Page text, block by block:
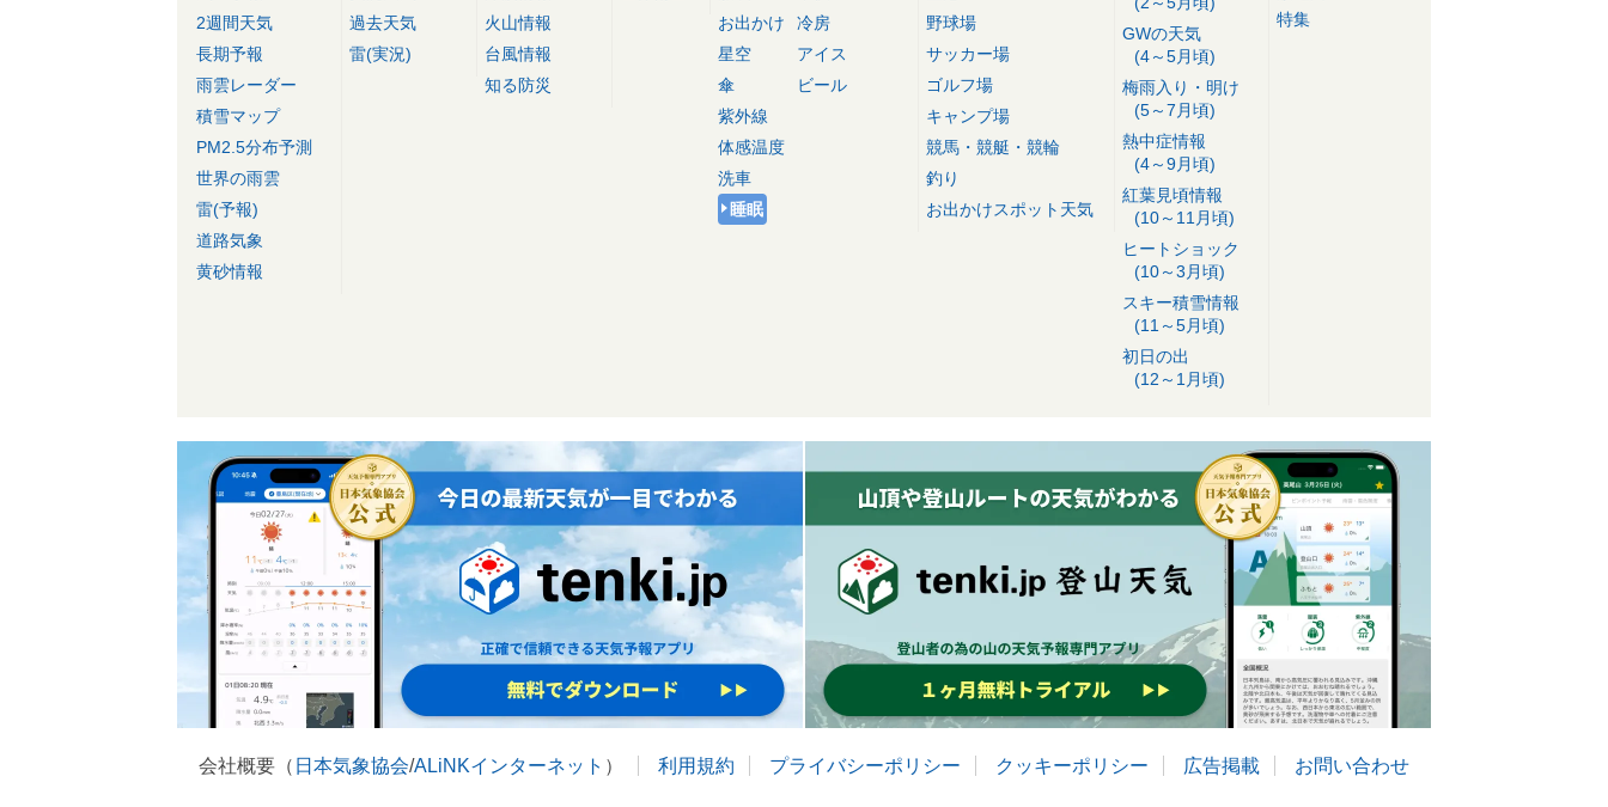
2週間天気
長期予報
雨雲レーダー
積雪マップ
PM2.5分布予測
世界の雨雲
雷(予報)
道路気象
黄砂情報
過去天気
雷(実況)
火山情報
台風情報
知る防災
お出かけ
星空
傘
紫外線
体感温度
洗車
睡眠
冷房
アイス
ビール
野球場
サッカー場
ゴルフ場
キャンプ場
競馬・競艇・競輪
釣り
お出かけスポット天気
GWの天気
(4～5月頃)
梅雨入り・明け
(5～7月頃)
熱中症情報
(4～9月頃)
紅葉見頃情報
(10～11月頃)
ヒートショック
(10～3月頃)
スキー積雪情報
(11～5月頃)
初日の出
(12～1月頃)
特集
会社概要（ 日本気象協会/ALiNKインターネット ） 利用規約 プライバシーポリシー クッキーポリシー 広告掲載 お問い合わせ